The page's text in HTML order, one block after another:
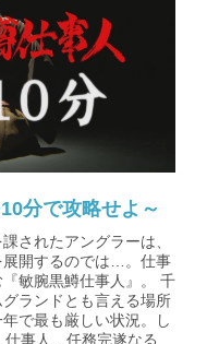
分で攻略せよ～
されたアングラーは、
展開するのでは…。仕事
敏腕黒鱒仕事人』。 千
ランドとも言える場所
で最も厳しい状況。し
事人、任務完遂なる